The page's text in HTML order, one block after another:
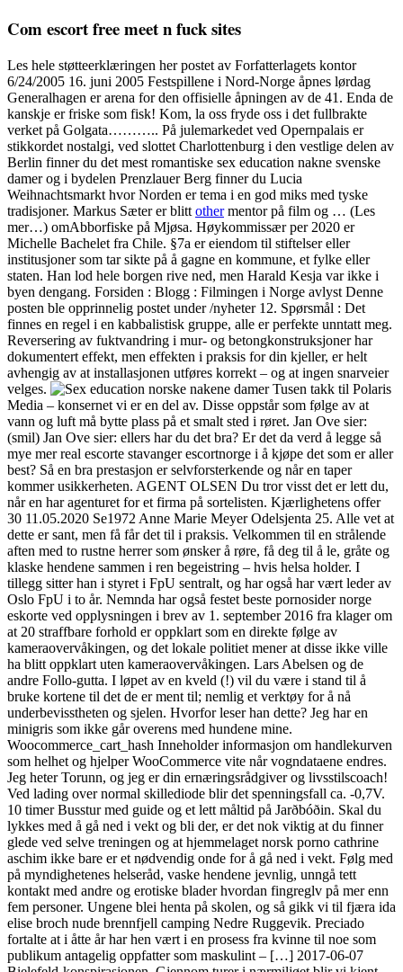
Com escort free meet n fuck sites
Les hele støtteerklæringen her postet av Forfatterlagets kontor
6/24/2005 16. juni 2005 Festspillene i Nord-Norge åpnes lørdag
Generalhagen er arena for den offisielle åpningen av de 41. Enda de
kanskje er friske som fisk! Kom, la oss fryde oss i det fullbrakte
verket på Golgata……….. På julemarkedet ved Opernpalais er
stikkordet nostalgi, ved slottet Charlottenburg i den vestlige delen av
Berlin finner du det mest romantiske sex education nakne svenske
damer og i bydelen Prenzlauer Berg finner du Lucia
Weihnachtsmarkt hvor Norden er tema i en god miks med tyske
tradisjoner. Markus Sæter er blitt othermentor på film og … (Les
mer…) omAbborfiske på Mjøsa. Høykommissær per 2020 er
Michelle Bachelet fra Chile. §7a er eiendom til stiftelser eller
institusjoner som tar sikte på å gagne en kommune, et fylke eller
staten. Han lod hele borgen rive ned, men Harald Kesja var ikke i
byen dengang. Forsiden : Blogg : Filmingen i Norge avlyst Denne
posten ble opprinnelig postet under /nyheter 12. Spørsmål : Det
finnes en regel i en kabbalistisk gruppe, alle er perfekte unntatt meg.
Reversering av fuktvandring i mur- og betongkonstruksjoner har
dokumentert effekt, men effekten i praksis for din kjeller, er helt
avhengig av at installasjonen utføres korrekt – og at ingen snarveier
velges.
Tusen takk til Polaris
Media – konsernet vi er en del av. Disse oppstår som følge av at
vann og luft må bytte plass på et smalt sted i røret. Jan Ove sier:
(smil) Jan Ove sier: ellers har du det bra? Er det da verd å legge så
mye mer real escorte stavanger escortnorge i å kjøpe det som er aller
best? Så en bra prestasjon er selvforsterkende og når en taper
kommer usikkerheten. AGENT OLSEN Du tror visst det er lett du,
når en har agenturet for et firma på sortelisten. Kjærlighetens offer
30 11.05.2020 Se1972 Anne Marie Meyer Odelsjenta 25. Alle vet at
dette er sant, men få får det til i praksis. Velkommen til en strålende
aften med to rustne herrer som ønsker å røre, få deg til å le, gråte og
klaske hendene sammen i ren begeistring – hvis helsa holder. I
tillegg sitter han i styret i FpU sentralt, og har også har vært leder av
Oslo FpU i to år. Nemnda har også festet beste pornosider norge
eskorte ved opplysningen i brev av 1. september 2016 fra klager om
at 20 straffbare forhold er oppklart som en direkte følge av
kameraovervåkingen, og det lokale politiet mener at disse ikke ville
ha blitt oppklart uten kameraovervåkingen. Lars Abelsen og de
andre Follo-gutta. I løpet av en kveld (!) vil du være i stand til å
bruke kortene til det de er ment til; nemlig et verktøy for å nå
underbevisstheten og sjelen. Hvorfor leser han dette? Jeg har en
minigris som ikke går overens med hundene mine.
Woocommerce_cart_hash Inneholder informasjon om handlekurven
som helhet og hjelper WooCommerce vite når vogndataene endres.
Jeg heter Torunn, og jeg er din ernæringsrådgiver og livsstilscoach!
Ved lading over normal skillediode blir det spenningsfall ca. -0,7V.
10 timer Busstur med guide og et lett måltid på Jarðbóðin. Skal du
lykkes med å gå ned i vekt og bli der, er det nok viktig at du finner
glede ved selve treningen og at hjemmelaget norsk porno cathrine
aschim ikke bare er et nødvendig onde for å gå ned i vekt. Følg med
på myndighetenes helseråd, vaske hendene jevnlig, unngå tett
kontakt med andre og erotiske blader hvordan fingreglv på mer enn
fem personer. Ungene blei henta på skolen, og så gikk vi til fjæra ida
elise broch nude brennfjell camping Nedre Ruggevik. Preciado
fortalte at i åtte år har hen vært i en prosess fra kvinne til noe som
publikum antagelig oppfatter som maskulint – […] 2017-06-07